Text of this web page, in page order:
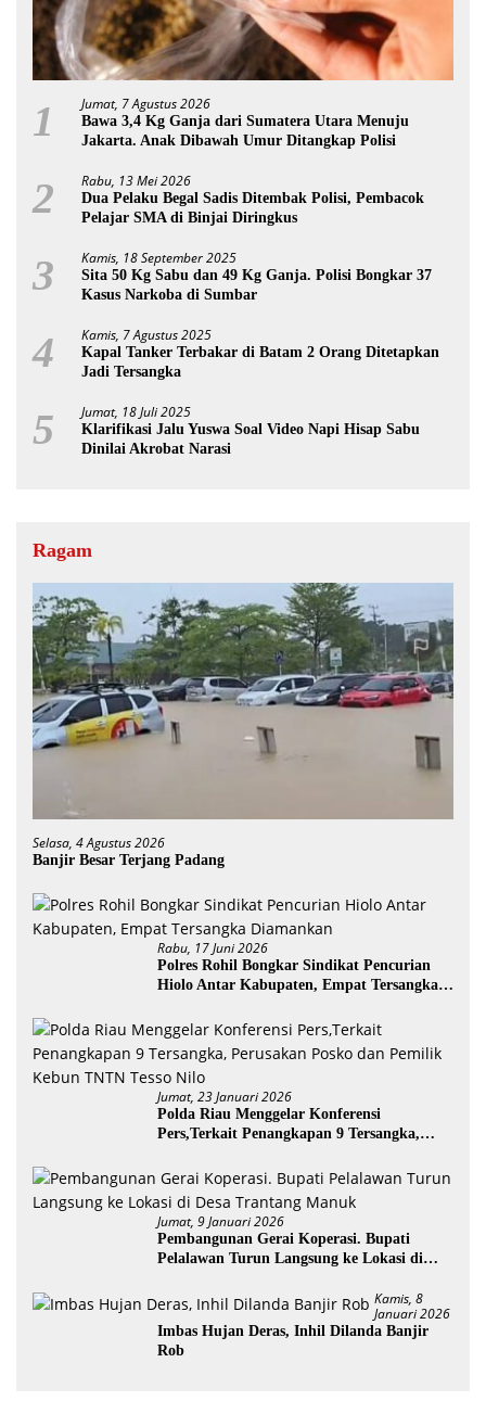
1 Jumat, 7 Agustus 2026
Bawa 3,4 Kg Ganja dari Sumatera Utara Menuju
Jakarta. Anak Dibawah Umur Ditangkap Polisi
2 Rabu, 13 Mei 2026
Dua Pelaku Begal Sadis Ditembak Polisi, Pembacok
Pelajar SMA di Binjai Diringkus
3 Kamis, 18 September 2025
Sita 50 Kg Sabu dan 49 Kg Ganja. Polisi Bongkar 37
Kasus Narkoba di Sumbar
4 Kamis, 7 Agustus 2025
Kapal Tanker Terbakar di Batam 2 Orang Ditetapkan
Jadi Tersangka
5 Jumat, 18 Juli 2025
Klarifikasi Jalu Yuswa Soal Video Napi Hisap Sabu
Dinilai Akrobat Narasi
Ragam
Selasa, 4 Agustus 2026
Banjir Besar Terjang Padang
Rabu, 17 Juni 2026
Polres Rohil Bongkar Sindikat Pencurian
Hiolo Antar Kabupaten, Empat Tersangka
Jumat, 23 Januari 2026
Polda Riau Menggelar Konferensi
Pers,Terkait Penangkapan 9 Tersangka,
Tesso Nilo
Jumat, 9 Januari 2026
Pembangunan Gerai Koperasi. Bupati
Pelalawan Turun Langsung ke Lokasi di
Kamis, 8
Januari 2026
Imbas Hujan Deras, Inhil Dilanda Banjir
Rob